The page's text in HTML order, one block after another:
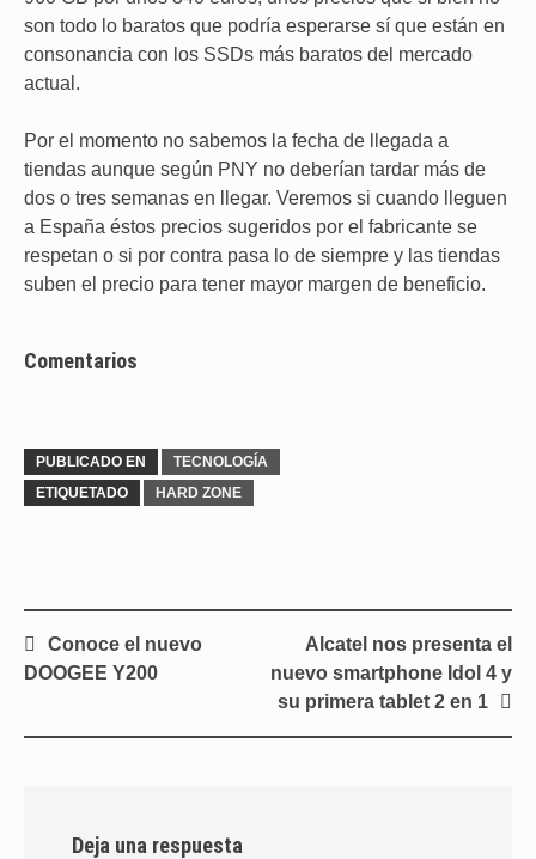
son todo lo baratos que podría esperarse sí que están en
consonancia con los SSDs más baratos del mercado
actual.
Por el momento no sabemos la fecha de llegada a
tiendas aunque según PNY no deberían tardar más de
dos o tres semanas en llegar. Veremos si cuando lleguen
a España éstos precios sugeridos por el fabricante se
respetan o si por contra pasa lo de siempre y las tiendas
suben el precio para tener mayor margen de beneficio.
Comentarios
PUBLICADO EN
TECNOLOGÍA
ETIQUETADO
HARD ZONE
Navegación
de
Conoce el nuevo
DOOGEE Y200
Alcatel nos presenta el
nuevo smartphone Idol 4 y
su primera tablet 2 en 1
Deja una respuesta